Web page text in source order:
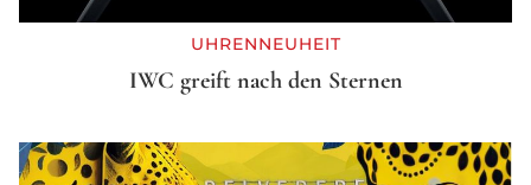
UHRENNEUHEIT
IWC greift nach den Sternen